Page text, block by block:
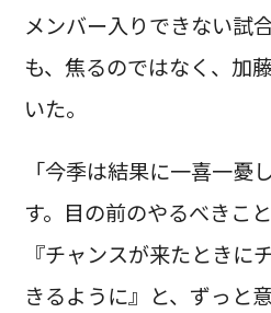
メンバー入りできない試
も、焦るのではなく、加
いた。
「今季は結果に一喜一憂
す。目の前のやるべきこ
『チャンスが来たときに
きるように』と、ずっと